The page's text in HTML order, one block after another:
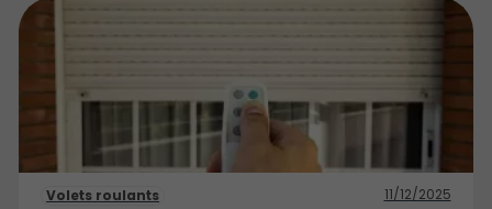
Volets roulants 11/12/2025